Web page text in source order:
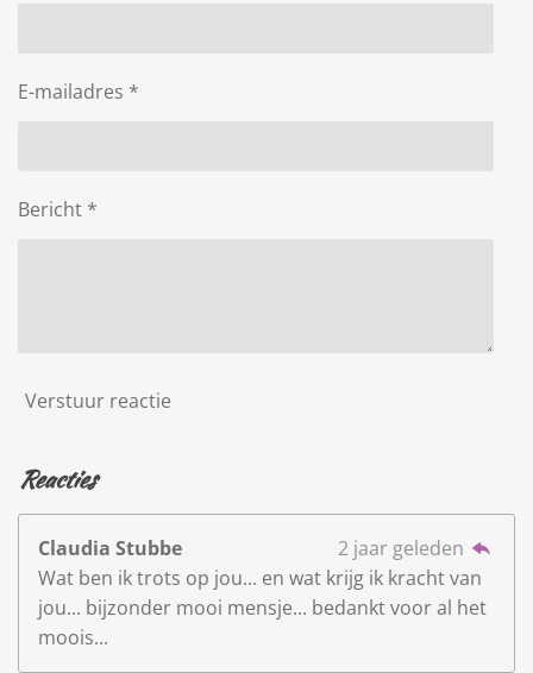
E-mailadres *
Bericht *
Verstuur reactie
Reacties
Claudia Stubbe
2 jaar geleden
Wat ben ik trots op jou... en wat krijg ik kracht van
jou... bijzonder mooi mensje... bedankt voor al het
moois...